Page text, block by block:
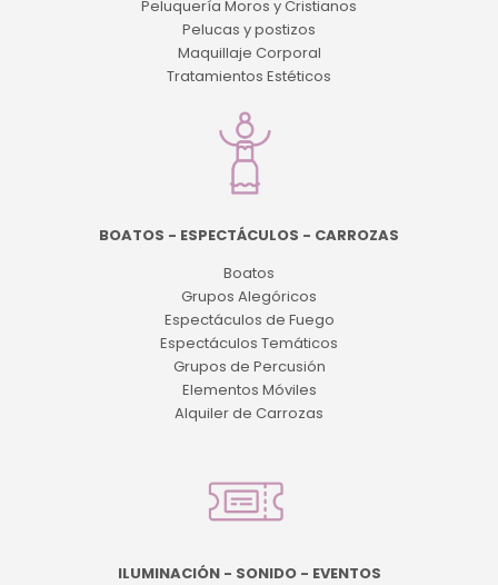
Peluquería Moros y Cristianos
Pelucas y postizos
Maquillaje Corporal
Tratamientos Estéticos
BOATOS - ESPECTÁCULOS - CARROZAS
Boatos
Grupos Alegóricos
Espectáculos de Fuego
Espectáculos Temáticos
Grupos de Percusión
Elementos Móviles
Alquiler de Carrozas
ILUMINACIÓN - SONIDO - EVENTOS